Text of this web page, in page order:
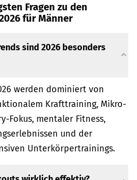
Fragen zu den
für Männer
sind 2026 besonders
werden dominiert von
Krafttraining, Mikro-
Fokus, mentaler Fitness,
und der
Unterkörpertrainings.